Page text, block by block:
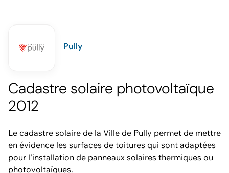
Pully
Cadastre solaire photovoltaïque
2012
Le cadastre solaire de la Ville de Pully permet de mettre
en évidence les surfaces de toitures qui sont adaptées
pour l'installation de panneaux solaires thermiques ou
photovoltaïques.